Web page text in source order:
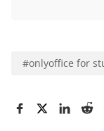
#onlyoffice for